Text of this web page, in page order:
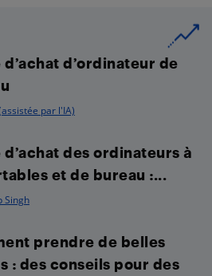
d’achat d’ordinateur de
par l'IA)
d’achat des ordinateurs à
et de bureau :...
Singh
prendre de belles
: des conseils pour des